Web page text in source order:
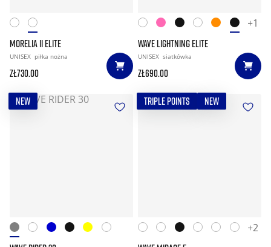
MORELIA II ELITE
UNISEX piłka nożna
zł730.00
+1
WAVE LIGHTNING ELITE
UNISEX siatkówka
zł690.00
NEW TRIPLE POINTS NEW
+2